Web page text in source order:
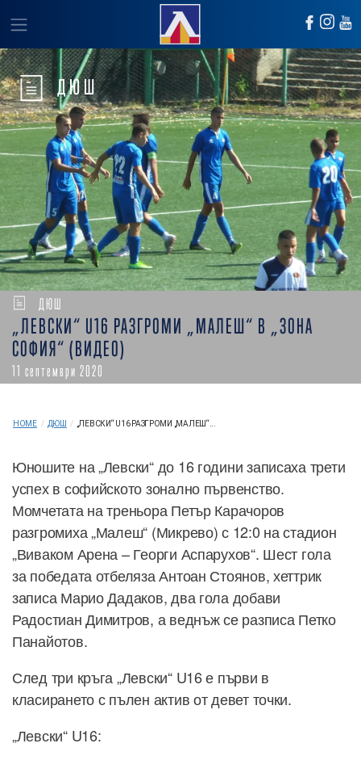
ДЮШ
ДЮШ
„ЛЕВСКИ“ U16 РАЗГРОМИ „МАЛЕШ“ В „ЗОНА
СОФИЯ“ (ВИДЕО)
11 септември 2020
HOME / ДЮШ / „ЛЕВСКИ“ U16 РАЗГРОМИ „МАЛЕШ“...
Юношите на „Левски“ до 16 години записаха трети
успех в софийското зонално първенство.
Момчетата на треньора Петър Карачоров
разгромиха „Малеш“ (Микрево) с 12:0 на стадион
„Виваком Арена – Георги Аспарухов“. Шест гола
за победата отбеляза Антоан Стоянов, хеттрик
записа Марио Дадаков, два гола добави
Радостиан Димитров, а веднъж се разписа Петко
Панайотов.
След три кръга „Левски“ U16 е първи в
класирането с пълен актив от девет точки.
„Левски“ U16: